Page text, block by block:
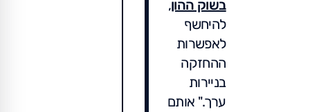
בשוק ההון,
להיחשף
לאפשרות
ההחזקה
בניירות
ערך." אותם